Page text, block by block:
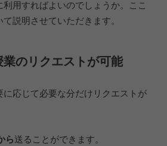
利用すればよいのでしょうか。ここ
説明させていただきます。
のリクエストが可能
に応じて必要な分だけリクエストが
ら送ることができます。